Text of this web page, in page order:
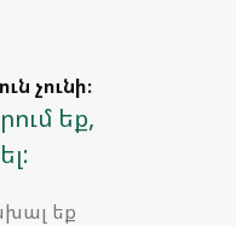
չունի։
եք,
եք